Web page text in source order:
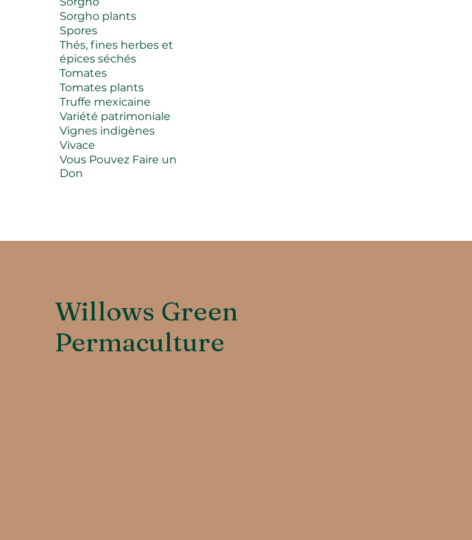
Sorgho plants
Spores
Thés, fines herbes et
épices séchés
Tomates
Tomates plants
Truffe mexicaine
Variété patrimoniale
Vignes indigènes
Vivace
Vous Pouvez Faire un
Don
Willows Green
Permaculture